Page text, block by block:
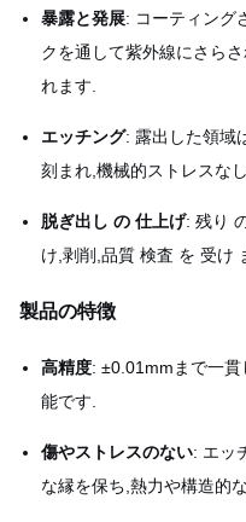
暴露と発展: コーティング
クを通して紫外線にさら
れます.
エッチング: 露出した領域
刻まれ,機械的ストレスな
脱ぎ出し の 仕上げ: 残り
け,剥削,品質 検査 を 受け
製品の特徴
高精度: ±0.01mmまで一
能です.
傷やストレスのない: エッ
な縁を保ち,熱力や構造的